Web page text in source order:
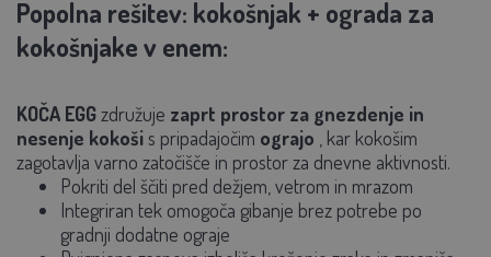
Popolna rešitev: kokošnjak + ograda za
kokošnjake v enem:
KOČA EGGzdružuje zaprt prostor za gnezdenje in
nesenje kokošis pripadajočim ograjo , kar kokošim
zagotavlja varno zatočišče in prostor za dnevne aktivnosti.
Pokriti del ščiti pred dežjem, vetrom in mrazom
Integriran tek omogoča gibanje brez potrebe po
gradnji dodatne ograje